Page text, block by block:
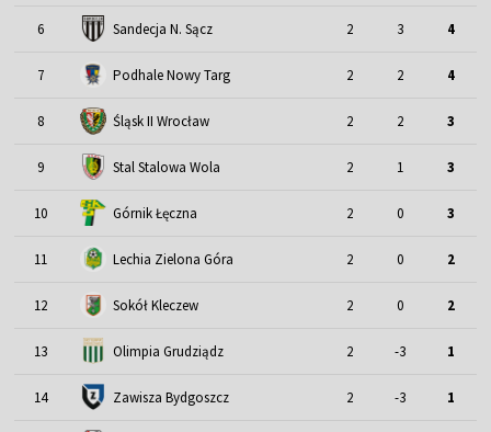
6 Sandecja N. Sącz 2 3 4
7 Podhale Nowy Targ 2 2 4
8 Śląsk II Wrocław 2 2 3
9 Stal Stalowa Wola 2 1 3
10 Górnik Łęczna 2 0 3
11 Lechia Zielona Góra 2 0 2
12 Sokół Kleczew 2 0 2
13 Olimpia Grudziądz 2 -3 1
14 Zawisza Bydgoszcz 2 -3 1